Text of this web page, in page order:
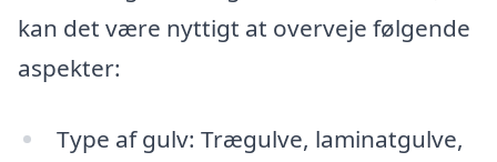
kan det være nyttigt at overveje følgende
aspekter:
Type af gulv: Trægulve, laminatgulve,